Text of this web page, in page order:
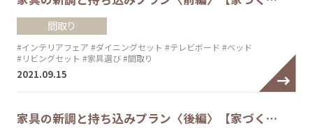
間取り
#インテリアフェア #ダイニングセット #テレビボード #ベッド
#リビングセット #家具選び#間取り
2021.09.15
家具の新調と持ち込みプラン〈後編〉【家づく…